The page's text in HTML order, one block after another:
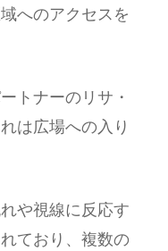
へのアクセスを
トナーのリサ・
は広場への入り
や視線に反応す
ており、複数の